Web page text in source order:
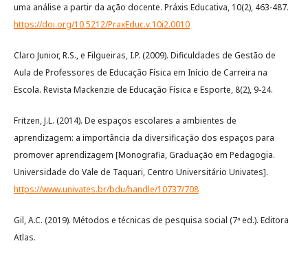
uma análise a partir da ação docente. Práxis Educativa, 10(2), 463-487.
https://doi.org/10.5212/PraxEduc.v.10i2.0010
Claro Junior, R.S., e Filgueiras, I.P. (2009). Dificuldades de Gestão de
Aula de Professores de Educação Física em Início de Carreira na
Escola. Revista Mackenzie de Educação Física e Esporte, 8(2), 9-24.
Fritzen, J.L. (2014). De espaços escolares a ambientes de
aprendizagem: a importância da diversificação dos espaços para
promover aprendizagem [Monografia, Graduação em Pedagogia.
Universidade do Vale de Taquari, Centro Universitário Univates].
https://www.univates.br/bdu/handle/10737/708
Gil, A.C. (2019). Métodos e técnicas de pesquisa social (7ª ed.). Editora
Atlas.